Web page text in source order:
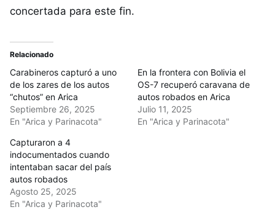
concertada para este fin.
Relacionado
Carabineros capturó a uno
de los zares de los autos
“chutos” en Arica
Septiembre 26, 2025
En "Arica y Parinacota"
En la frontera con Bolivia el
OS-7 recuperó caravana de
autos robados en Arica
Julio 11, 2025
En "Arica y Parinacota"
Capturaron a 4
indocumentados cuando
intentaban sacar del país
autos robados
Agosto 25, 2025
En "Arica y Parinacota"